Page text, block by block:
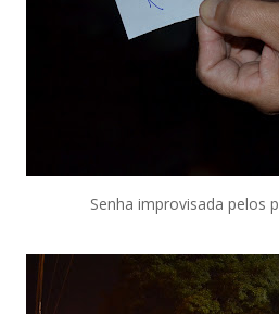
Senha improvisada pelos